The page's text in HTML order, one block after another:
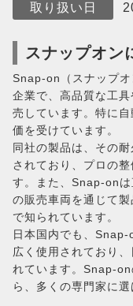
取り扱い日
スナップオン
Snap-on（スナップオ
企業で、高品質な工
売しています。特に
価を受けています。
同社の製品は、その
されており、プロの
す。また、Snap-on
の販売車両を通じて
で知られています。
日本国内でも、
広く使用されており
れています。Snap-
ら、多くの専門家に